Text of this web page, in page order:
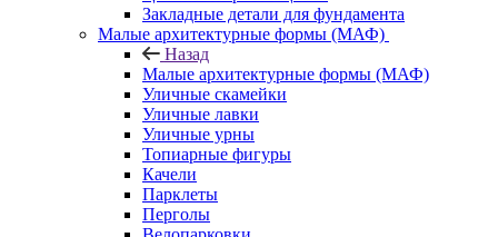
Закладные детали для фундамента
Малые архитектурные формы (МАФ)
Назад
Малые архитектурные формы (МАФ)
Уличные скамейки
Уличные лавки
Уличные урны
Топиарные фигуры
Качели
Парклеты
Перголы